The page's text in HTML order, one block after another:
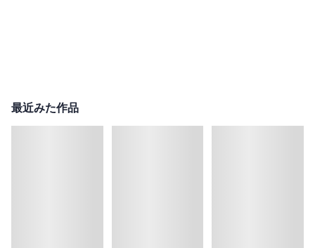
最近みた作品